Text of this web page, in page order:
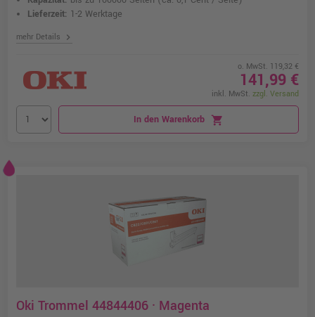
Lieferzeit: 1-2 Werktage
mehr Details chevron_right
o. MwSt. 119,32 €
141,99 €
inkl. MwSt. zzgl. Versand
In den Warenkorb shopping_cart
Oki Trommel 44844406 · Magenta